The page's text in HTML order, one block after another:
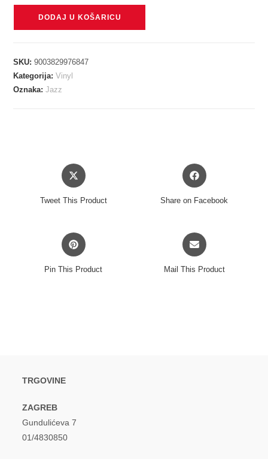
IN
ACTION
DODAJ U KOŠARICU
SKU:9003829976847
Kategorija:Vinyl
Oznaka:Jazz
Opens
in
Tweet This Product
Opens
in
Share on Facebook
Opens
in
Pin This Product
Opens
in
Mail This Product
TRGOVINE
ZAGREB
Gundulićeva 7
01/4830850